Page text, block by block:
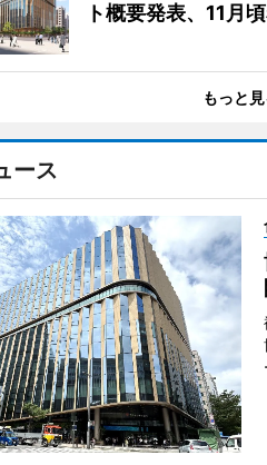
ト概要発表、11月
もっと
ース